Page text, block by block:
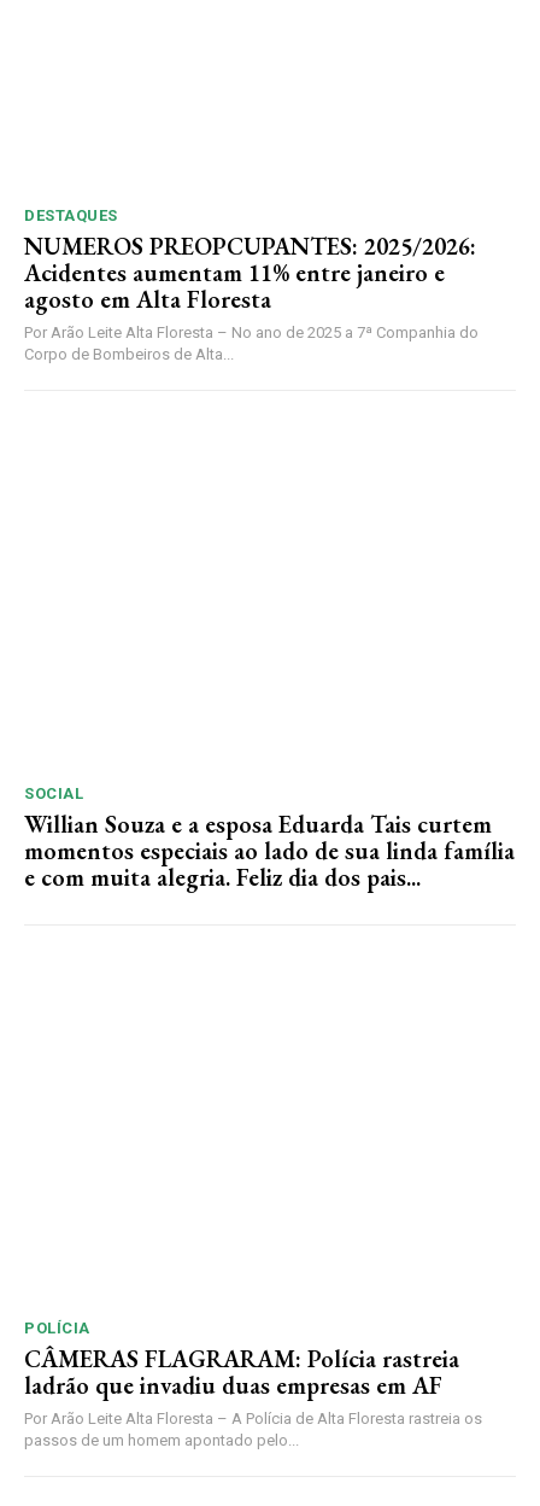
DESTAQUES
NUMEROS PREOPCUPANTES: 2025/2026:
Acidentes aumentam 11% entre janeiro e
agosto em Alta Floresta
Por Arão Leite Alta Floresta – No ano de 2025 a 7ª Companhia do
Corpo de Bombeiros de Alta...
SOCIAL
Willian Souza e a esposa Eduarda Tais curtem
momentos especiais ao lado de sua linda família
e com muita alegria. Feliz dia dos pais...
POLÍCIA
CÂMERAS FLAGRARAM: Polícia rastreia
ladrão que invadiu duas empresas em AF
Por Arão Leite Alta Floresta – A Polícia de Alta Floresta rastreia os
passos de um homem apontado pelo...